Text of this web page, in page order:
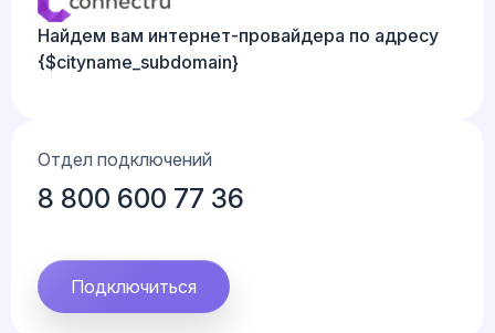
Найдем вам интернет-провайдера по адресу
{$cityname_subdomain}
Отдел подключений
8 800 600 77 36
Подключиться